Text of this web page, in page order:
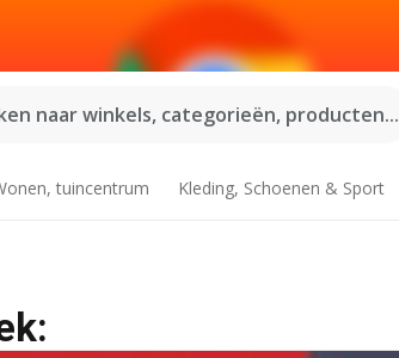
naar winkels, categorieën, producten...
tuincentrum Kleding, Schoenen & Sport